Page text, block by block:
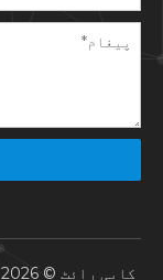
کاپی رائٹ © 2026